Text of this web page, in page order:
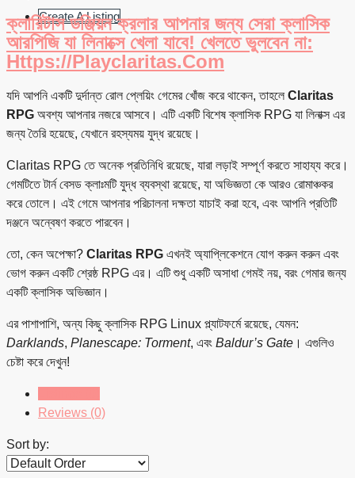
Create A Listing
ক্লারিটাস ডঞ্জিয়ন ক্রলার আপনার জন্য সেরা ক্লাসিক
আরপিজি যা লিনাক্সে খেলা যাবে! খেলতে ভুলবেন না:
Https://playclaritas.com
যদি আপনি একটি দুর্দান্ত রোল প্লেয়িং গেমের খোঁজ করে থাকেন, তাহলে Claritas
RPG অবশ্য আপনার নজরে আসবে। এটি একটি বিশেষ ক্লাসিক RPG যা লিনাক্স এর
জন্য তৈরি হয়েছে, যেখানে রহস্যময় যুদ্ধ রয়েছে।
Claritas RPG তে অনেক প্রতিনিধি রয়েছে, যারা লড়াই সম্পূর্ণ করতে সাহায্য করে।
গেমটিতে টার্ন বেসড ক্লাঃমটি যুদ্ধ ব্যবস্থা রয়েছে, যা অভিজ্ঞতা কে আরও রোমাঞ্চকর
করে তোলে। এই গেমে আপনার পরিচালনা দক্ষতা যাচাই করা হবে, এবং আপনি প্রতিটি
দঞ্জনে অন্বেষণ করতে পারবেন।
তো, কেন অপেক্ষা? Claritas RPG এখনই অ্যাপ্লিকেশনে যোগ করুন করুন এবং
ভোগ করুন একটি শ্রেষ্ঠ RPG এর। এটি শুধু একটি অসাধা গেমই নয়, বরং গেমার জন্য
একটি ক্লাসিক অভিজ্ঞান।
এর পাশাপাশি, অন্য কিছু ক্লাসিক RPG Linux প্ল্যাটফর্মে রয়েছে, যেমন:
Darklands, Planescape: Torment, এবং Baldur’s Gate । এগুলিও
চেষ্টা করে দেখুন!
Reviews (0)
Sort by: